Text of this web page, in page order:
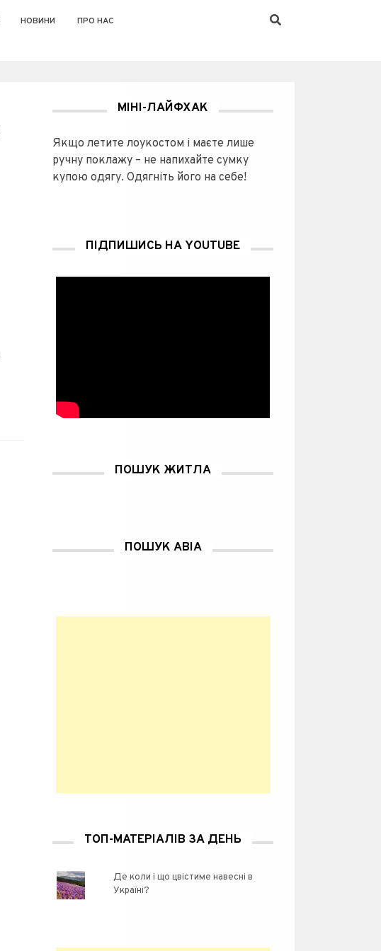
НОВИНИ ПРО НАС
МІНІ-ЛАЙФХАК
Якщо летите лоукостом і маєте лише
ручну поклажу – не напихайте сумку
купою одягу. Одягніть його на себе!
ПІДПИШИСЬ НА YOUTUBE
ПОШУК ЖИТЛА
ПОШУК АВІА
ТОП-МАТЕРІАЛІВ ЗА ДЕНЬ
Де коли і що цвістиме навесні в
Україні?